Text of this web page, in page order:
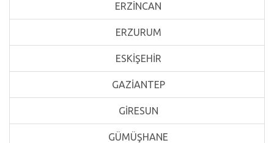
ERZİNCAN
ERZURUM
ESKİŞEHİR
GAZİANTEP
GİRESUN
GÜMÜŞHANE